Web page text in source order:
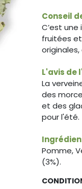
Conseil
C’est
fruitées
L'avis de
La
des
et des
pour l'été.
Pomme,
(3%).